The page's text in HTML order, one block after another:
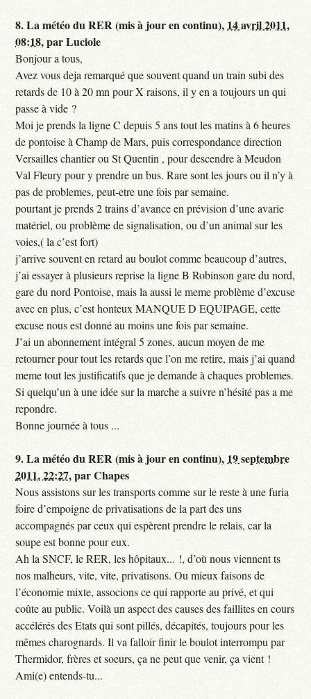
8.La météo du RER (mis à jour en continu), 14 avril 2011,
08:18,parLuciole
Bonjour a tous,
Avez vous deja remarqué que souvent quand un train subi des
retards de 10 à 20 mn pour X raisons, il y en a toujours un qui
passe à vide ?
Moi je prends la ligne C depuis 5 ans tout les matins à 6 heures
de pontoise à Champ de Mars, puis correspondance direction
Versailles chantier ou St Quentin , pour descendre à Meudon
Val Fleury pour y prendre un bus. Rare sont les jours ou il n’y à
pas de problemes, peut-etre une fois par semaine.
pourtant je prends 2 trains d’avance en prévision d’une avarie
matériel, ou problème de signalisation, ou d’un animal sur les
voies,( la c’est fort)
j’arrive souvent en retard au boulot comme beaucoup d’autres,
j’ai essayer à plusieurs reprise la ligne B Robinson gare du nord,
gare du nord Pontoise, mais la aussi le meme problème d’excuse
avec en plus, c’est honteux MANQUE D EQUIPAGE, cette
excuse nous est donné au moins une fois par semaine.
J’ai un abonnement intégral 5 zones, aucun moyen de me
retourner pour tout les retards que l’on me retire, mais j’ai quand
meme tout les justificatifs que je demande à chaques problemes.
Si quelqu’un à une idée sur la marche a suivre n’hésité pas a me
repondre.
Bonne journée à tous ...
9.La météo du RER (mis à jour en continu), 19 septembre
2011, 22:27,parChapes
Nous assistons sur les transports comme sur le reste à une furia
foire d’empoigne de privatisations de la part des uns
accompagnés par ceux qui espèrent prendre le relais, car la
soupe est bonne pour eux.
Ah la SNCF, le RER, les hôpitaux... !, d’où nous viennent ts
nos malheurs, vite, vite, privatisons. Ou mieux faisons de
l’économie mixte, associons ce qui rapporte au privé, et qui
coûte au public. Voilà un aspect des causes des faillites en cours
accélérés des Etats qui sont pillés, décapités, toujours pour les
mêmes charognards. Il va falloir finir le boulot interrompu par
Thermidor, frères et soeurs, ça ne peut que venir, ça vient !
Ami(e) entends-tu...